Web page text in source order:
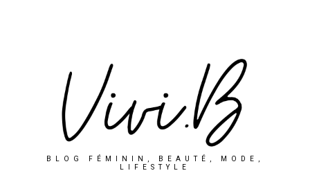
BLOG FÉMININ, BEAUTÉ, MODE,
LIFESTYLE